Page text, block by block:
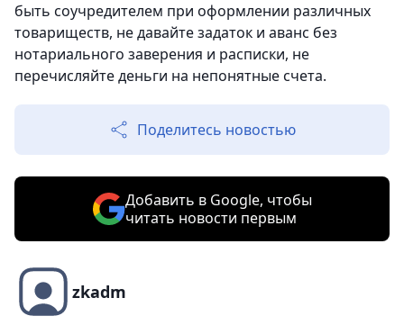
быть соучредителем при оформлении различных
товариществ, не давайте задаток и аванс без
нотариального заверения и расписки, не
перечисляйте деньги на непонятные счета.
Поделитесь новостью
Добавить в Google, чтобы
читать новости первым
zkadm